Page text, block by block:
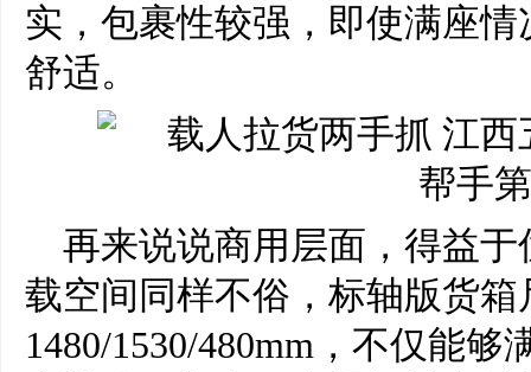
实，包裹性较强，即使满座
舒适。
再来说说商用层面，得益
载空间同样不俗，标轴版货箱
1480/1530/480mm，不仅能